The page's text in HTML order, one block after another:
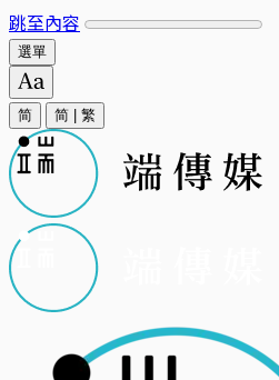
跳至內容
選單
简 简 繁